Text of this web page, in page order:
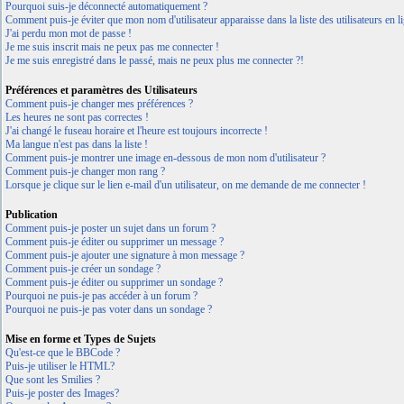
Pourquoi suis-je déconnecté automatiquement ?
Comment puis-je éviter que mon nom d'utilisateur apparaisse dans la liste des utilisateurs en
J'ai perdu mon mot de passe !
Je me suis inscrit mais ne peux pas me connecter !
Je me suis enregistré dans le passé, mais ne peux plus me connecter ?!
Préférences et paramètres des Utilisateurs
Comment puis-je changer mes préférences ?
Les heures ne sont pas correctes !
J'ai changé le fuseau horaire et l'heure est toujours incorrecte !
Ma langue n'est pas dans la liste !
Comment puis-je montrer une image en-dessous de mon nom d'utilisateur ?
Comment puis-je changer mon rang ?
Lorsque je clique sur le lien e-mail d'un utilisateur, on me demande de me connecter !
Publication
Comment puis-je poster un sujet dans un forum ?
Comment puis-je éditer ou supprimer un message ?
Comment puis-je ajouter une signature à mon message ?
Comment puis-je créer un sondage ?
Comment puis-je éditer ou supprimer un sondage ?
Pourquoi ne puis-je pas accéder à un forum ?
Pourquoi ne puis-je pas voter dans un sondage ?
Mise en forme et Types de Sujets
Qu'est-ce que le BBCode ?
Puis-je utiliser le HTML?
Que sont les Smilies ?
Puis-je poster des Images?